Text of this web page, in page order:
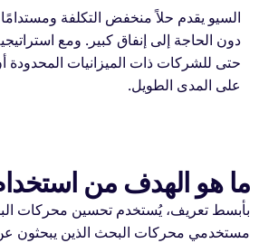
السيو يقدم حلاً منخفض التكلفة ومستدامًا
دون الحاجة إلى إنفاق كبير. ومع
حتى للشركات ذات الميزانيات المحدودة
على المدى الطويل.
ما هو الهدف من
بأبسط تعريف، يُستخدم تحسين محركات
مستخدمي محركات البحث الذين يبحثون